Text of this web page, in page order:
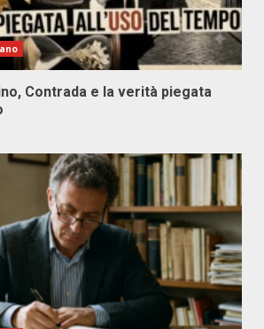
Contrada e la verità piegata